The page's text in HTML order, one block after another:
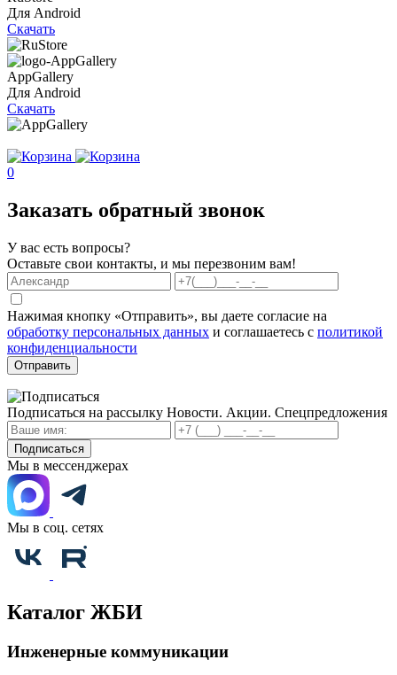
Для Android
Скачать
AppGallery
Для Android
Скачать
0
Заказать обратный звонок
У вас есть вопросы?
Оставьте свои контакты, и мы перезвоним вам!
Нажимая кнопку «Отправить», вы даете согласие на
обработку персональных данных и соглашаетесь с политикой
конфиденциальности
Отправить
Подписаться на рассылку Новости. Акции. Спецпредложения
Подписаться
Мы в мессенджерах
Мы в соц. сетях
Каталог ЖБИ
Инженерные коммуникации